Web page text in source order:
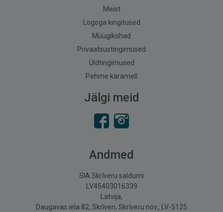
Meist
Logoga kingitused
Müügikohad
Privaatsustingimused
Üldtingimused
Pehme karamell
Jälgi meid
Andmed
SIA Skrīveru saldumi
LV45403016339
Latvija,
Daugavas iela 82, Skrīveri, Skrīveru nov., LV-5125